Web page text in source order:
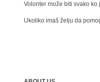
Volonter može biti svako
Ukoliko imaš želju da